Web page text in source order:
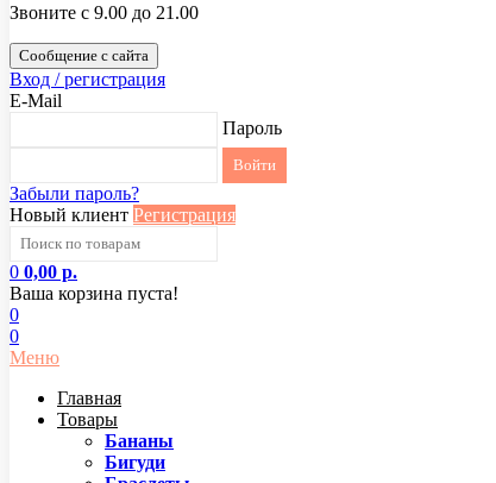
Звоните с 9.00 до 21.00
Сообщение с сайта
Вход / регистрация
E-Mail
Пароль
Забыли пароль?
Новый клиент Регистрация
0 0,00 р.
Ваша корзина пуста!
0
0
Меню
Главная
Товары
Бананы
Бигуди